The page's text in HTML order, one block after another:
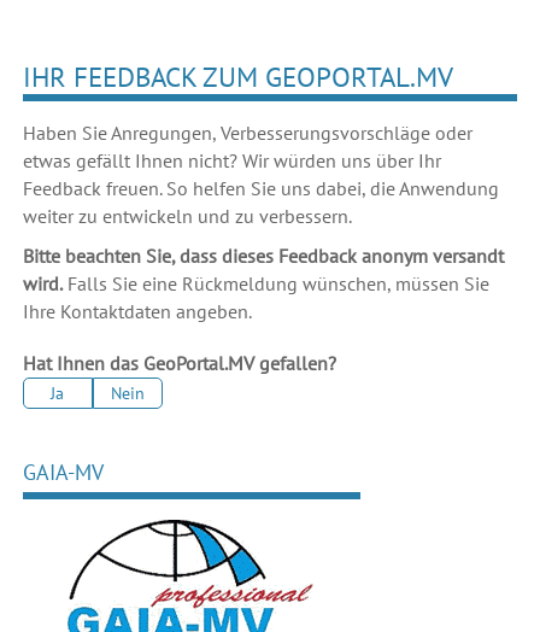
IHR FEEDBACK ZUM GEOPORTAL.MV
Haben Sie Anregungen, Verbesserungsvorschläge oder
etwas gefällt Ihnen nicht? Wir würden uns über Ihr
Feedback freuen. So helfen Sie uns dabei, die Anwendung
weiter zu entwickeln und zu verbessern.
Bitte beachten Sie, dass dieses Feedback anonym versandt
wird.Falls Sie eine Rückmeldung wünschen, müssen Sie
Ihre Kontaktdaten angeben.
Hat Ihnen das GeoPortal.MV gefallen?
Ja Nein
GAIA-MV